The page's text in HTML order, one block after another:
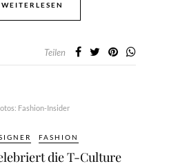
WEITERLESEN
Teilen
Fashion-Insider
FASHION
die T-Culture